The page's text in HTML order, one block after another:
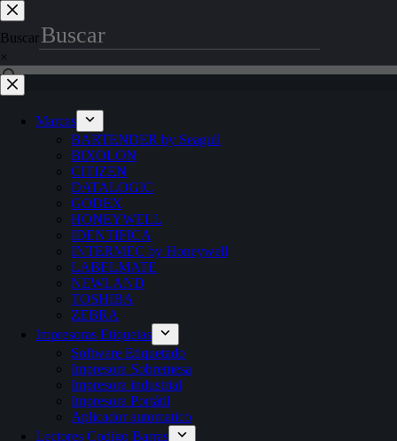
Saltar
al
contenido
Buscar
×
Marcas
BARTENDER by Seagull
BIXOLON
CITIZEN
DATALOGIC
GODEX
HONEYWELL
IDENTIFICA
INTERMEC by Honeywell
LABELMATE
NEWLAND
TOSHIBA
ZEBRA
Impresoras Etiquetas
Software Etiquetado
Impresora Sobremesa
Impresora industrial
Impresora Portátil
Aplicador automatico
Lectores Codigo Barras